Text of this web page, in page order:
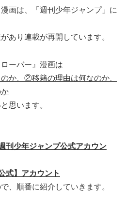
画は、「週刊少年ジャンプ」に
あり連載が再開しています。
ーバー』漫画は
か、②移籍の理由は何なのか、
思います。
刊少年ジャンプ公式アカウン
式】アカウント
、順番に紹介していきます。